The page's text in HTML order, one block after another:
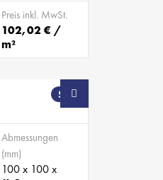
Preis inkl. MwSt.
102,02 € /
m²
SB
Abmessungen
(mm)
100 x 100 x